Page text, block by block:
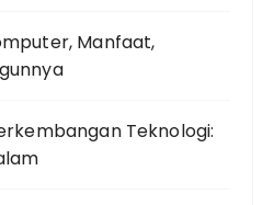
Manfaat,
Teknologi: